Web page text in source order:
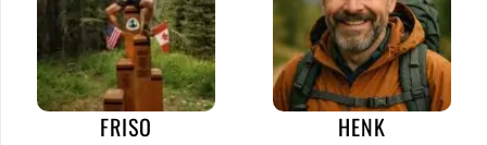
FRISO HENK